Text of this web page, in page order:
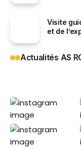
Visite
et de
Actualités AS